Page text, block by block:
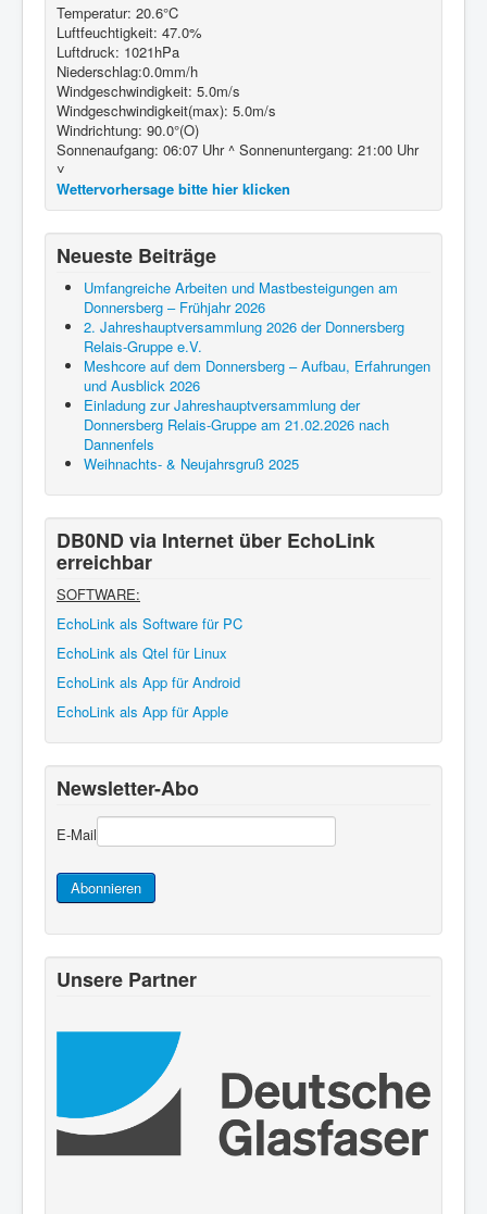
Temperatur: 20.6°C
Luftfeuchtigkeit: 47.0%
Luftdruck: 1021hPa
Niederschlag:0.0mm/h
Windgeschwindigkeit: 5.0m/s
Windgeschwindigkeit(max): 5.0m/s
Windrichtung: 90.0°(O)
Sonnenaufgang: 06:07 Uhr ^ Sonnenuntergang: 21:00 Uhr
˅
Wettervorhersage bitte hier klicken
Neueste Beiträge
Umfangreiche Arbeiten und Mastbesteigungen am
Donnersberg – Frühjahr 2026
2. Jahreshauptversammlung 2026 der Donnersberg
Relais-Gruppe e.V.
Meshcore auf dem Donnersberg – Aufbau, Erfahrungen
und Ausblick 2026
Einladung zur Jahreshauptversammlung der
Donnersberg Relais-Gruppe am 21.02.2026 nach
Dannenfels
Weihnachts- & Neujahrsgruß 2025
DB0ND via Internet über EchoLink
erreichbar
SOFTWARE:
EchoLink als Software für PC
EchoLink als Qtel für Linux
EchoLink als App für Android
EchoLink als App für Apple
Newsletter-Abo
E-Mail
Abonnieren
Unsere Partner